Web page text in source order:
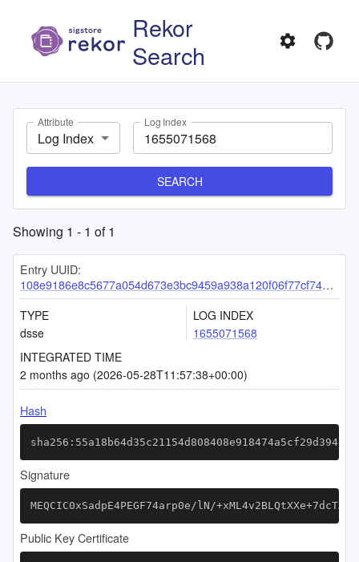
Rekor
Search
Attribute
Log Index
Log Index
SEARCH
Showing 1 - 1 of1
Entry UUID:
108e9186e8c5677a054d673e3bc9459a938a120f06f77cf743f67045ed822abb84133380806bb1ec
TYPE
dsse
LOG INDEX
1655071568
INTEGRATED TIME
2 months ago (2026-05-28T11:57:38+00:00)
Hash
Signature
MEQCIC0xSadpE4PEGF74arp0e/lN/
Public Key Certificate